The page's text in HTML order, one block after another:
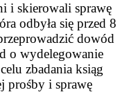
i skierowali sprawę
odbyła się przed 8
dowód
o wy­delegowanie
zbadania ksiąg
prośby i sprawę